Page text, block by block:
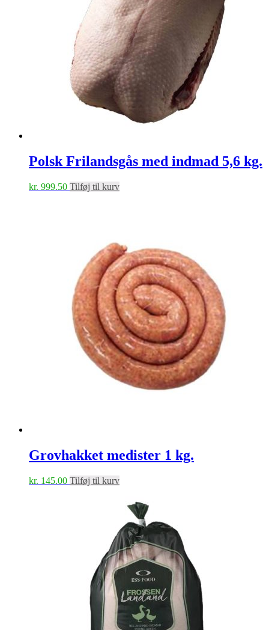
Polsk Frilandsgås med indmad 5,6 kg.
kr. 999.50 Tilføj til kurv
Grovhakket medister 1 kg.
kr. 145.00 Tilføj til kurv